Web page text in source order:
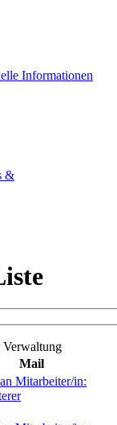
Informationen
&
Verwaltung
Mail